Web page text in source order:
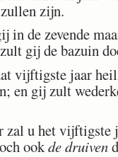
zijn.
in de zevende
gij de bazuin
vijftigste jaar
en gij zult
u het vijftigste
ookde druiven